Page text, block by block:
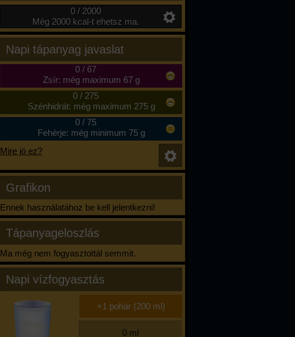
0 / 2000
Még 2000 kcal-t ehetsz ma.
Napi tápanyag javaslat
0/ 67
Zsír: még maximum 67 g
0/ 275
Szénhidrát: még maximum 275 g
0/ 75
Fehérje: még minimum 75 g
Mire jó ez?
Grafikon
Ennek használatához be kell jelentkezni!
Tápanyageloszlás
Ma még nem fogyasztottál semmit.
Napi vízfogyasztás